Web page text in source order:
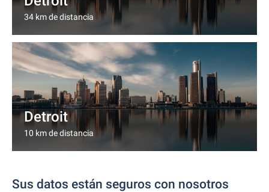
34 km de distancia
Detroit
10 km de distancia
Sus datos están seguros con nosotros